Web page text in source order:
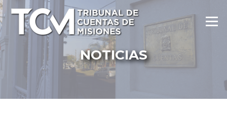
Ir
al
contenido
Menú
NOTICIAS